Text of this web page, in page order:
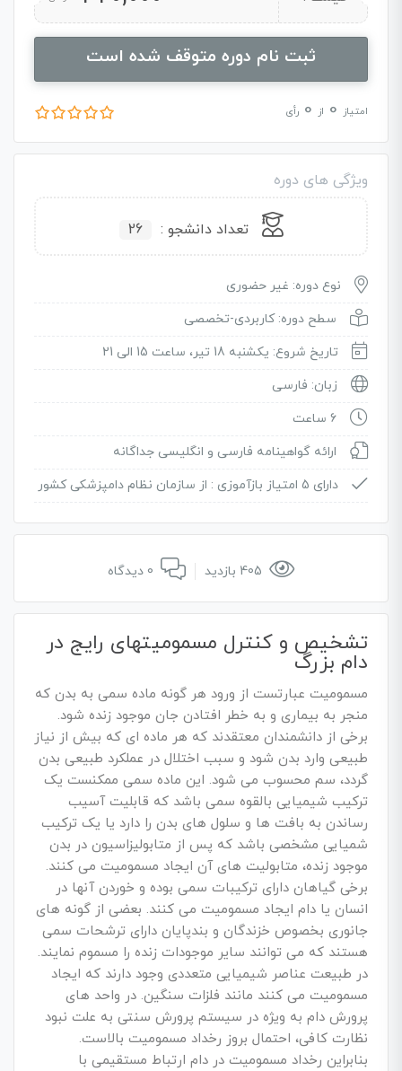
ثبت نام دوره متوقف شده است
امتیاز 0 از 0 رأی
ویژگی های دوره
تعداد دانشجو : 26
نوع دوره: غیر حضوری
سطح دوره: کاربردی-تخصصی
تاریخ شروع: یکشنبه 18 تیر، ساعت 15 الی 21
زبان: فارسی
6 ساعت
ارائه گواهینامه فارسی و انگلیسی جداگانه
دارای 5 امتیاز بازآموزی :
از سازمان نظام دامپزشکی کشور
تشخیص و کنترل مسمومیتهای رایج در
دام بزرگ
مسمومیت عبارتست از ورود هر گونه ماده سمی به بدن که
منجر به بیماری و به خطر افتادن جان موجود زنده شود.
برخی از دانشمندان معتقدند که هر ماده ای که بیش از نیاز
طبیعی وارد بدن شود و سبب اختلال در عملکرد طبیعی بدن
گردد، سم محسوب می شود. این ماده سمی ممکنست یک
ترکیب شیمیایی بالقوه سمی باشد که قابلیت آسیب
رساندن به بافت ها و سلول های بدن را دارد یا یک ترکیب
شمیایی مشخصی باشد که پس از متابولیزاسیون در بدن
موجود زنده، متابولیت های آن ایجاد مسمومیت می کنند.
برخی گیاهان دارای ترکیبات سمی بوده و خوردن آنها در
انسان یا دام ایجاد مسمومیت می کنند. بعضی از گونه های
جانوری بخصوص خزندگان و بندپایان دارای ترشحات سمی
هستند که می توانند سایر موجودات زنده را مسموم نمایند.
در طبیعت عناصر شیمیایی متعددی وجود دارند که ایجاد
مسمومیت می کنند مانند فلزات سنگین. در واحد های
پرورش دام به ویژه در سیستم پرورش سنتی به علت نبود
نظارت کافی، احتمال بروز رخداد مسمومیت بالاست.
بنابراین رخداد مسمومیت در دام ارتباط مستقیمی با